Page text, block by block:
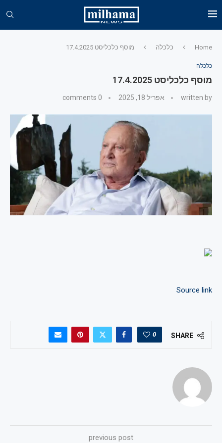
Home כלכלה מוסף כלכליסט 17.4.2025
כלכלה
מוסף כלכליסט 17.4.2025
written by אפריל 18, 2025 0 comments
Source link
SHARE
0
previous post